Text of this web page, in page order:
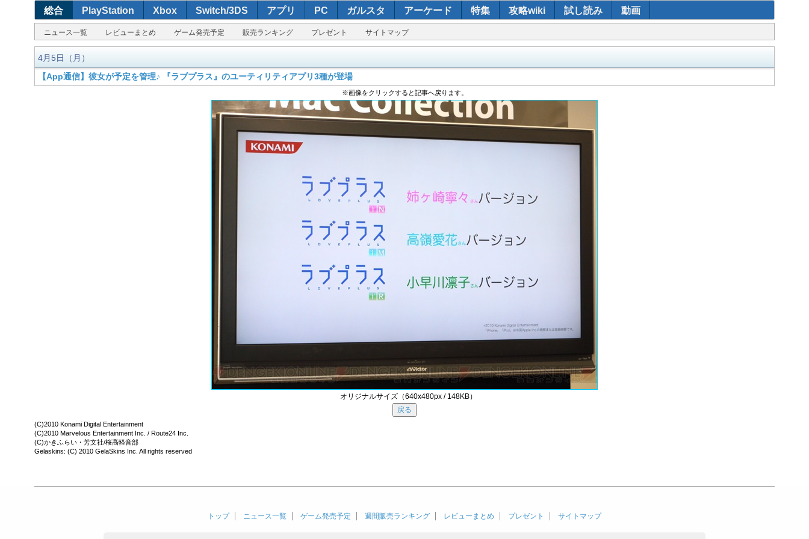
総合 PlayStation Xbox Switch/3DS アプリ PC ガルスタ アーケード 特集 攻略wiki 試し読み 動画
ニュース一覧 レビューまとめ ゲーム発売予定 販売ランキング プレゼント サイトマップ
4月5日（月）
【App通信】彼女が予定を管理♪ 『ラブプラス』のユーティリティアプリ3種が登場
※画像をクリックすると記事へ戻ります。
オリジナルサイズ（640x480px / 148KB）
(C)2010 Konami Digital Entertainment
(C)2010 Marvelous Entertainment Inc. / Route24 Inc.
(C)かきふらい・芳文社/桜高軽音部
Gelaskins: (C) 2010 GelaSkins Inc. All rights reserved
トップ ニュース一覧 ゲーム発売予定 週間販売ランキング レビューまとめ プレゼント サイトマップ